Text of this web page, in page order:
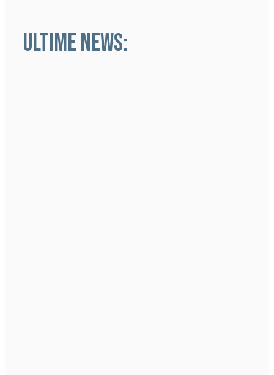
ULTIME NEWS: